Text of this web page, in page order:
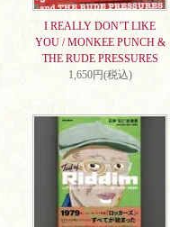
I REALLY DON’T LIKE
YOU / MONKEE PUNCH &
THE RUDE PRESSURES
1,650円(税込)